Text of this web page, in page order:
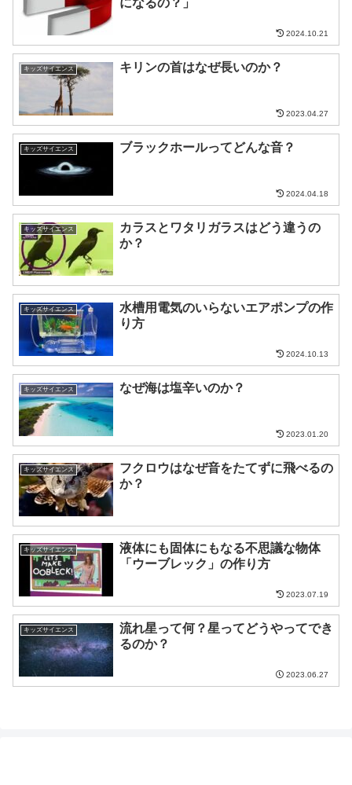
2024.10.21
キッズサイエンス キリンの首はなぜ長いのか？
2023.04.27
キッズサイエンス ブラックホールってどんな音？
2024.04.18
キッズサイエンス
カラスとワタリガラスはどう違うの
か？
キッズサイエンス
水槽用電気のいらないエアポンプの作
り方
2024.10.13
キッズサイエンス なぜ海は塩辛いのか？
2023.01.20
キッズサイエンス
フクロウはなぜ音をたてずに飛べるの
か？
キッズサイエンス
液体にも固体にもなる不思議な物体
「ウーブレック」の作り方
2023.07.19
キッズサイエンス
流れ星って何？星ってどうやってでき
るのか？
2023.06.27